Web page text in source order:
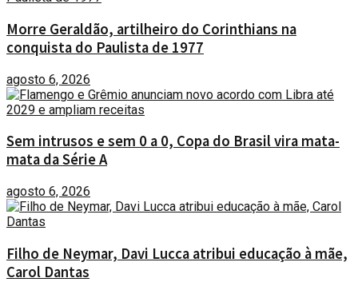
Morre Geraldão, artilheiro do Corinthians na
conquista do Paulista de 1977
agosto 6, 2026
Sem intrusos e sem 0 a 0, Copa do Brasil vira mata-
mata da Série A
agosto 6, 2026
Filho de Neymar, Davi Lucca atribui educação à mãe,
Carol Dantas